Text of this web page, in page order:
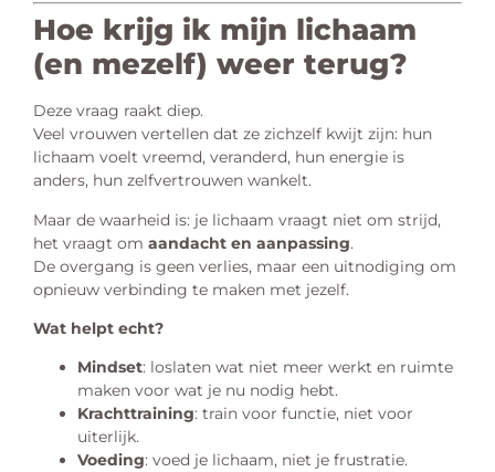
Hoe krijg ik mijn lichaam
(en mezelf) weer terug?
Deze vraag raakt diep.
Veel vrouwen vertellen dat ze zichzelf kwijt zijn: hun
lichaam voelt vreemd, veranderd, hun energie is
anders, hun zelfvertrouwen wankelt.
Maar de waarheid is: je lichaam vraagt niet om strijd,
het vraagt om aandacht en aanpassing.
De overgang is geen verlies, maar een uitnodiging om
opnieuw verbinding te maken met jezelf.
Wat helpt echt?
Mindset: loslaten wat niet meer werkt en ruimte
maken voor wat je nu nodig hebt.
Krachttraining: train voor functie, niet voor
uiterlijk.
Voeding: voed je lichaam, niet je frustratie.